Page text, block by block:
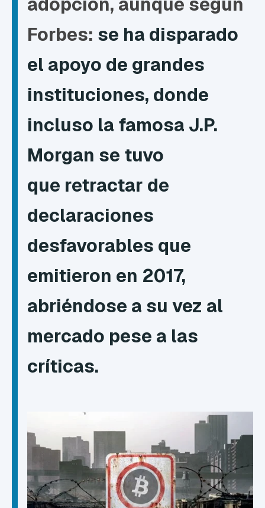
Forbes: se ha disparado
el apoyo de grandes
instituciones, donde
incluso la famosa J.P.
Morgan se tuvo
que retractar de
declaraciones
desfavorables que
emitieron en 2017,
abriéndose a su vez al
mercado pese a las
críticas.